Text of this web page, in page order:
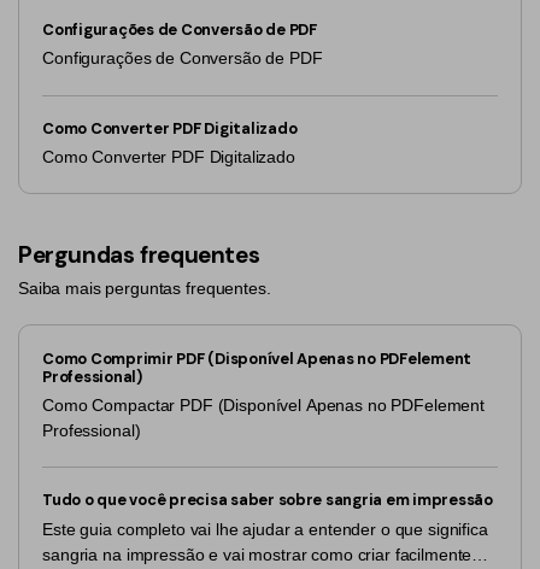
Configurações de Conversão de PDF
Configurações de Conversão de PDF
Como Converter PDF Digitalizado
Como Converter PDF Digitalizado
Pergundas frequentes
Saiba mais perguntas frequentes.
Como Comprimir PDF (Disponível Apenas no PDFelement
Professional)
Como Compactar PDF (Disponível Apenas no PDFelement
Professional)
Tudo o que você precisa saber sobre sangria em impressão
Este guia completo vai lhe ajudar a entender o que significa
sangria na impressão e vai mostrar como criar facilmente